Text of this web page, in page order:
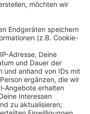
Kiepenkerl-Hörer
erst am
Die Stadt sagt
ist
der Aufzug still.
Wie schnell
bleibt dran.